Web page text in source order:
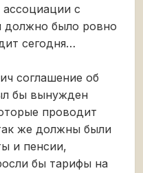
с
должно было ровно
сегодня…
соглашение об
бы вынужден
проводит
же должны были
и пенсии,
бы тарифы на